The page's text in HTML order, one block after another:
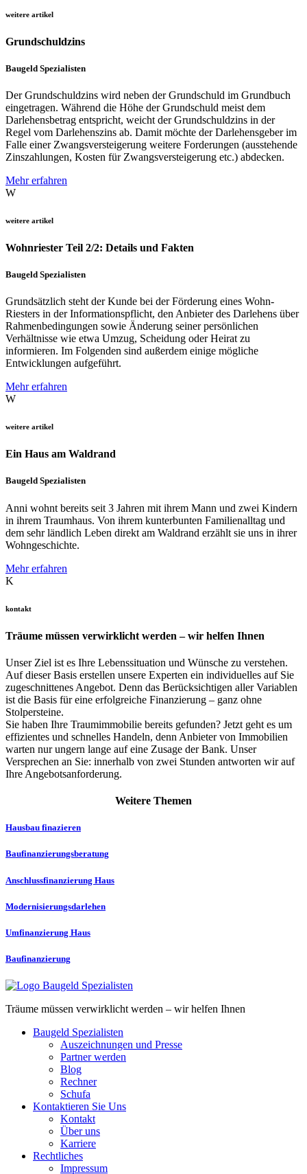
weitere artikel
Grundschuldzins
Baugeld Spezialisten
Der Grundschuldzins wird neben der Grundschuld im Grundbuch
eingetragen. Während die Höhe der Grundschuld meist dem
Darlehensbetrag entspricht, weicht der Grundschuldzins in der
Regel vom Darlehenszins ab. Damit möchte der Darlehensgeber im
Falle einer Zwangsversteigerung weitere Forderungen (ausstehende
Zinszahlungen, Kosten für Zwangsversteigerung etc.) abdecken.
Mehr erfahren
W
weitere artikel
Wohnriester Teil 2/2: Details und Fakten
Baugeld Spezialisten
Grundsätzlich steht der Kunde bei der Förderung eines Wohn-
Riesters in der Informationspflicht, den Anbieter des Darlehens über
Rahmenbedingungen sowie Änderung seiner persönlichen
Verhältnisse wie etwa Umzug, Scheidung oder Heirat zu
informieren. Im Folgenden sind außerdem einige mögliche
Entwicklungen aufgeführt.
Mehr erfahren
W
weitere artikel
Ein Haus am Waldrand
Baugeld Spezialisten
Anni wohnt bereits seit 3 Jahren mit ihrem Mann und zwei Kindern
in ihrem Traumhaus. Von ihrem kunterbunten Familienalltag und
dem sehr ländlich Leben direkt am Waldrand erzählt sie uns in ihrer
Wohngeschichte.
Mehr erfahren
K
kontakt
Träume müssen verwirklicht werden – wir helfen Ihnen
Unser Ziel ist es Ihre Lebenssituation und Wünsche zu verstehen.
Auf dieser Basis erstellen unsere Experten ein individuelles auf Sie
zugeschnittenes Angebot. Denn das Berücksichtigen aller Variablen
ist die Basis für eine erfolgreiche Finanzierung – ganz ohne
Stolpersteine.
Sie haben Ihre Traumimmobilie bereits gefunden? Jetzt geht es um
effizientes und schnelles Handeln, denn Anbieter von Immobilien
warten nur ungern lange auf eine Zusage der Bank. Unser
Versprechen an Sie: innerhalb von zwei Stunden antworten wir auf
Ihre Angebotsanforderung.
Weitere Themen
Hausbau finazieren
Baufinanzierungs­­beratung
Anschlussfinanzierung Haus
Modernisierungs­darlehen
Umfinanzierung Haus
Baufinanzierung
Träume müssen verwirklicht werden – wir helfen Ihnen
Baugeld Spezialisten
Auszeichnungen und Presse
Partner werden
Blog
Rechner
Schufa
Kontaktieren Sie Uns
Kontakt
Über uns
Karriere
Rechtliches
Impressum